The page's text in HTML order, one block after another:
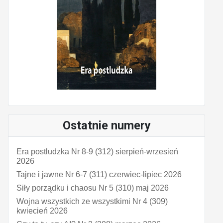
Ostatnie numery
Era postludzka Nr 8-9 (312) sierpień-wrzesień
2026
Tajne i jawne Nr 6-7 (311) czerwiec-lipiec 2026
Siły porządku i chaosu Nr 5 (310) maj 2026
Wojna wszystkich ze wszystkimi Nr 4 (309)
kwiecień 2026